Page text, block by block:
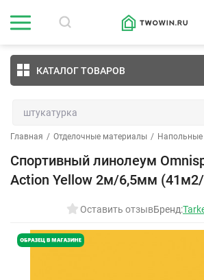
КАТАЛОГ ТОВАРОВ
Главная / Отделочные материалы /
Спортивный линолеум
Action Yellow 2м/6,5мм
Оставить отзывБренд: